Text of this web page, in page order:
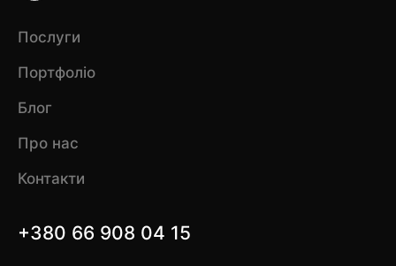
Послуги
Портфоліо
Блог
Про нас
Контакти
+380 66 908 04 15